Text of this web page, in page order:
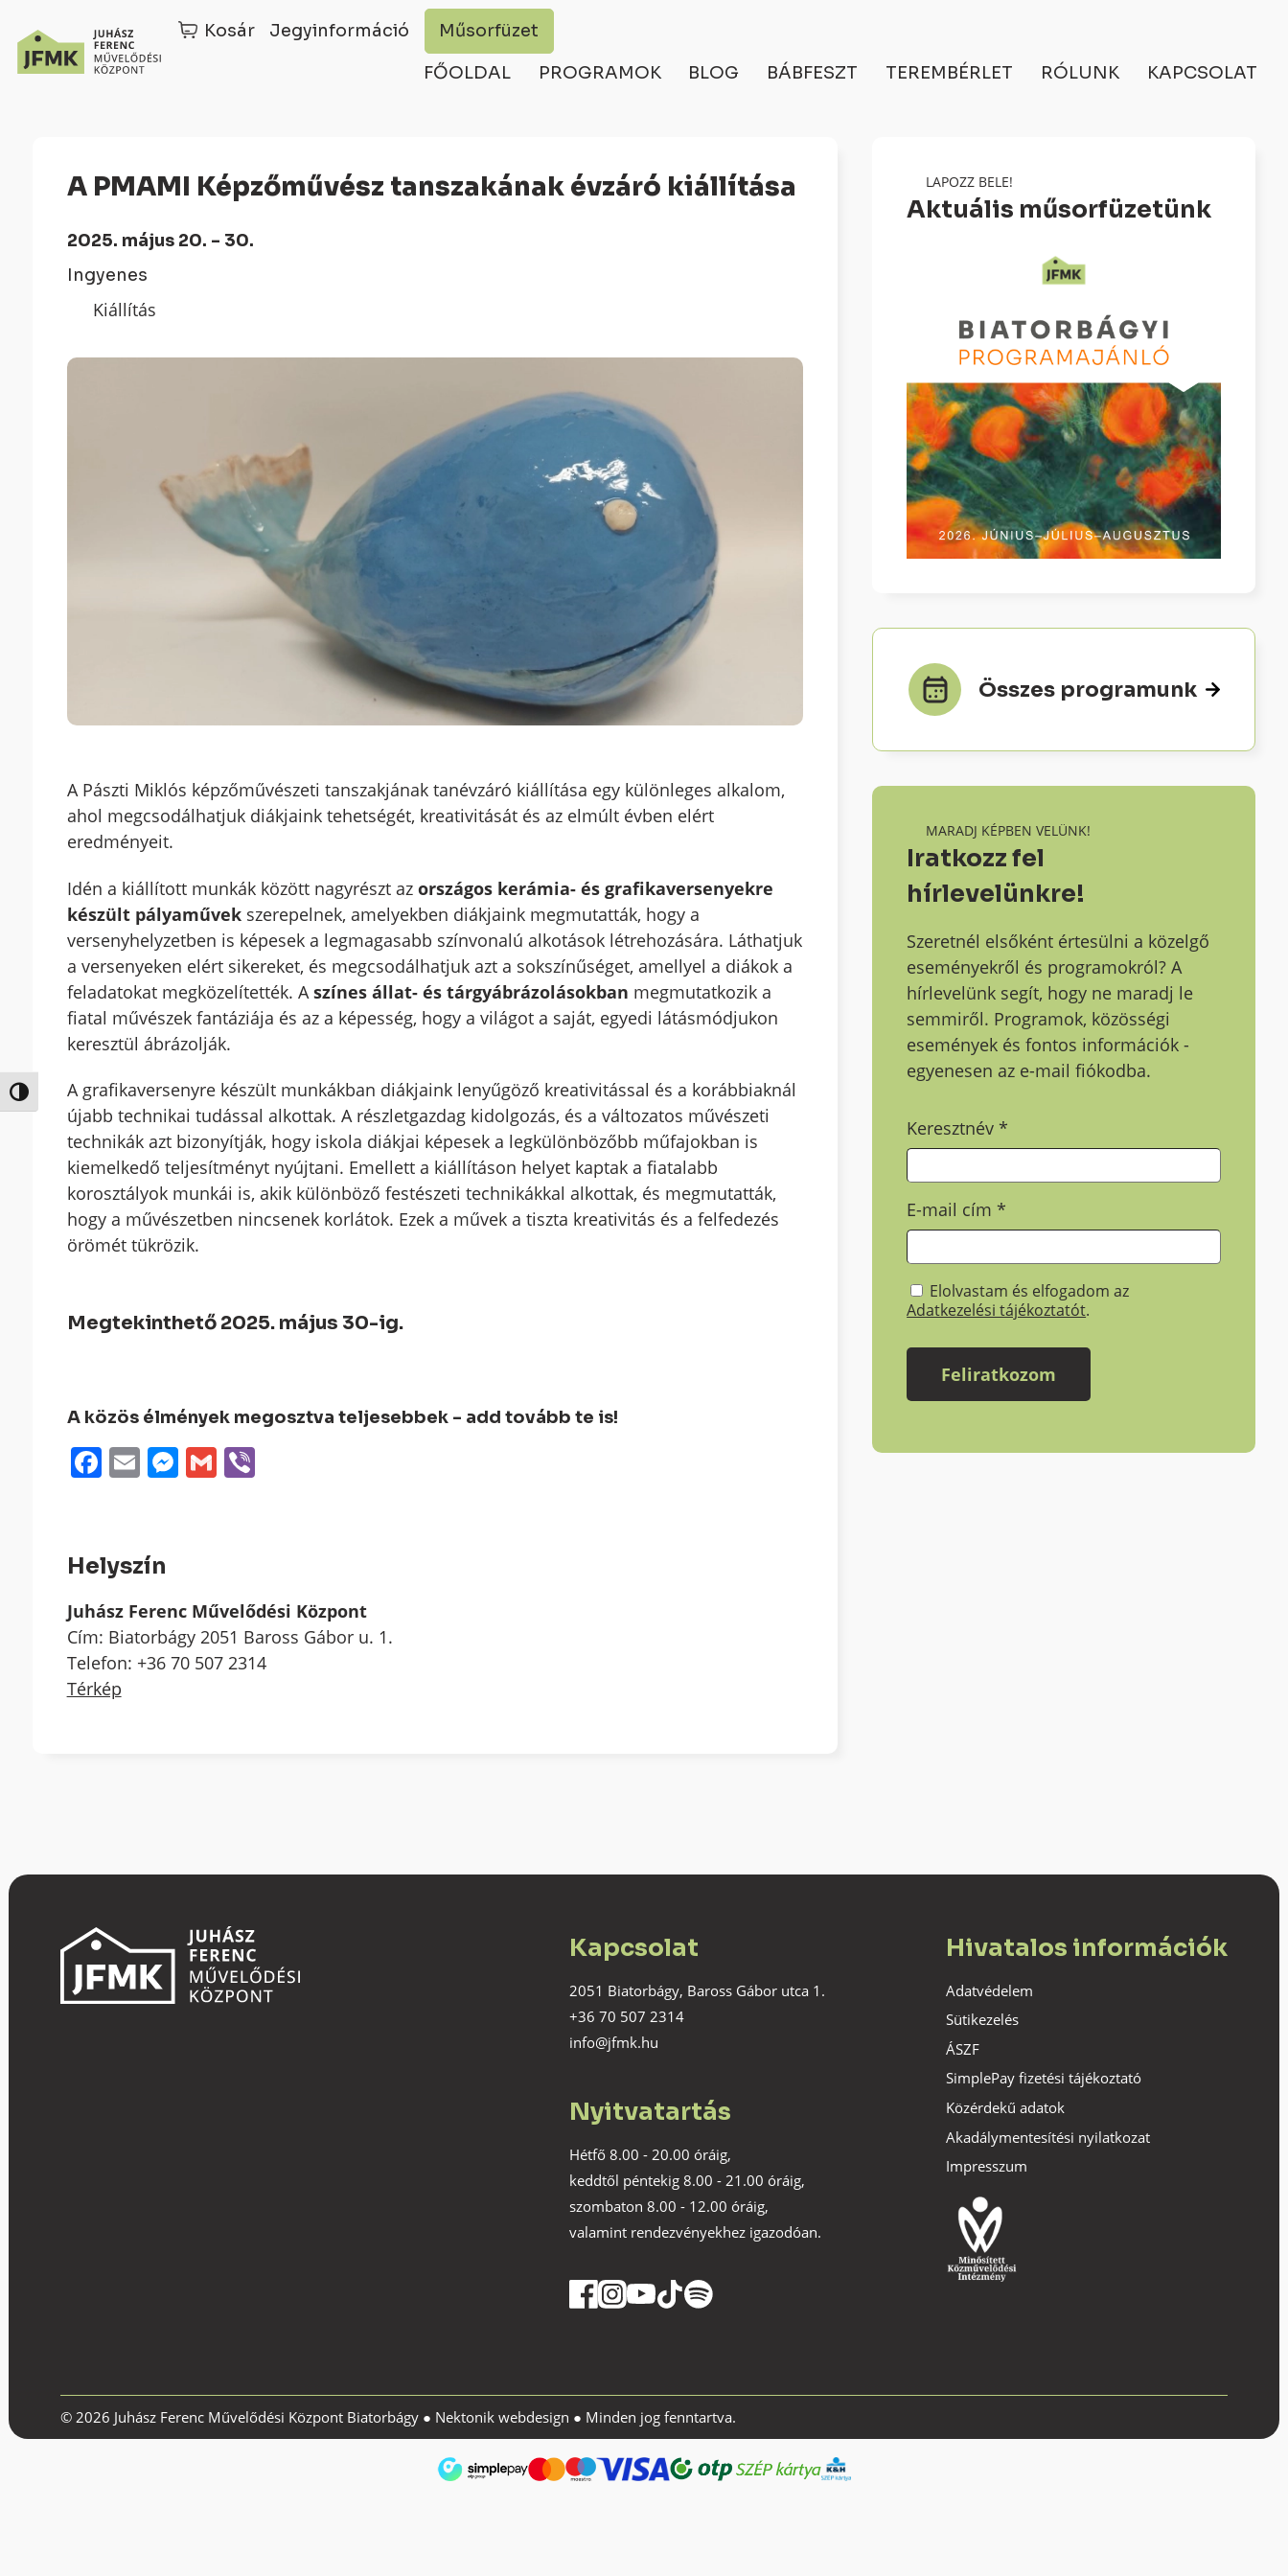
Nagy kontraszt váltása
Kosár Jegyinformáció Műsorfüzet
FŐOLDAL PROGRAMOK BLOG BÁBFESZT TEREMBÉRLET RÓLUNK KAPCSOLAT
A PMAMI Képzőművész tanszakának évzáró kiállítása
2025. május 20. - 30.
Ingyenes
Kiállítás
A Pászti Miklós képzőművészeti tanszakjának tanévzáró kiállítása egy különleges alkalom,
ahol megcsodálhatjuk diákjaink tehetségét, kreativitását és az elmúlt évben elért
eredményeit.
Idén a kiállított munkák között nagyrészt az országos kerámia- és grafikaversenyekre
készült pályaművekszerepelnek, amelyekben diákjaink megmutatták, hogy a
versenyhelyzetben is képesek a legmagasabb színvonalú alkotások létrehozására. Láthatjuk
a versenyeken elért sikereket, és megcsodálhatjuk azt a sokszínűséget, amellyel a diákok a
feladatokat megközelítették. Aszínes állat- és tárgyábrázolásokban megmutatkozik a
fiatal művészek fantáziája és az a képesség, hogy a világot a saját, egyedi látásmódjukon
keresztül ábrázolják.
A grafikaversenyre készült munkákban diákjaink lenyűgöző kreativitással és a korábbiaknál
újabb technikai tudással alkottak. A részletgazdag kidolgozás, és a változatos művészeti
technikák azt bizonyítják, hogy iskola diákjai képesek a legkülönbözőbb műfajokban is
kiemelkedő teljesítményt nyújtani. Emellett a kiállításon helyet kaptak a fiatalabb
korosztályok munkái is, akik különböző festészeti technikákkal alkottak, és megmutatták,
hogy a művészetben nincsenek korlátok. Ezek a művek a tiszta kreativitás és a felfedezés
örömét tükrözik.
Megtekinthető 2025. május 30-ig.
A közös élmények megosztva teljesebbek - add tovább te is!
Facebook
EmailMessenger
GmailViber
Helyszín
Juhász Ferenc Művelődési Központ
Cím: Biatorbágy 2051 Baross Gábor u. 1.
Telefon: +36 70 507 2314
Térkép
LAPOZZ BELE!
Aktuális műsorfüzetünk
Összes programunk
MARADJ KÉPBEN VELÜNK!
Iratkozz fel
hírlevelünkre!
Szeretnél elsőként értesülni a közelgő
eseményekről és programokról? A
hírlevelünk segít, hogy ne maradj le
semmiről. Programok, közösségi
események és fontos információk -
egyenesen az e-mail fiókodba.
Keresztnév*
E-mail cím*
Elolvastam és elfogadom az
Adatkezelési tájékoztatót.
Kapcsolat
2051 Biatorbágy, Baross Gábor utca 1.
+36 70 507 2314
info@jfmk.hu
Nyitvatartás
Hétfő 8.00 - 20.00 óráig,
keddtől péntekig 8.00 - 21.00 óráig,
szombaton 8.00 - 12.00 óráig,
valamint rendezvényekhez igazodóan.
Hivatalos információk
Adatvédelem
Sütikezelés
ÁSZF
SimplePay fizetési tájékoztató
Közérdekű adatok
Akadálymentesítési nyilatkozat
Impresszum
© 2026 Juhász Ferenc Művelődési Központ Biatorbágy ● Nektonik webdesign ● Minden jog fenntartva.